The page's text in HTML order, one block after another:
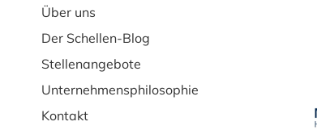
Über uns
Der Schellen-Blog
Stellenangebote
Unternehmensphilosophie
Kontakt